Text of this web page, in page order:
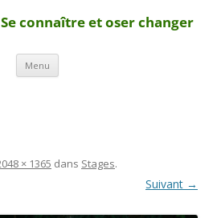
Se connaître et oser changer
Menu Aller
contenu
× 1365 dans Stages.
Suivant →